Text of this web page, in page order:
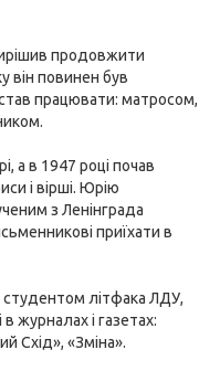
продовжити
він повинен був
працювати: матросом,
а в 1947 році почав
і вірші. Юрію
з Ленінграда
приїхати в
студентом літфака ЛДУ,
в журналах і газетах:
Схід», «Зміна».